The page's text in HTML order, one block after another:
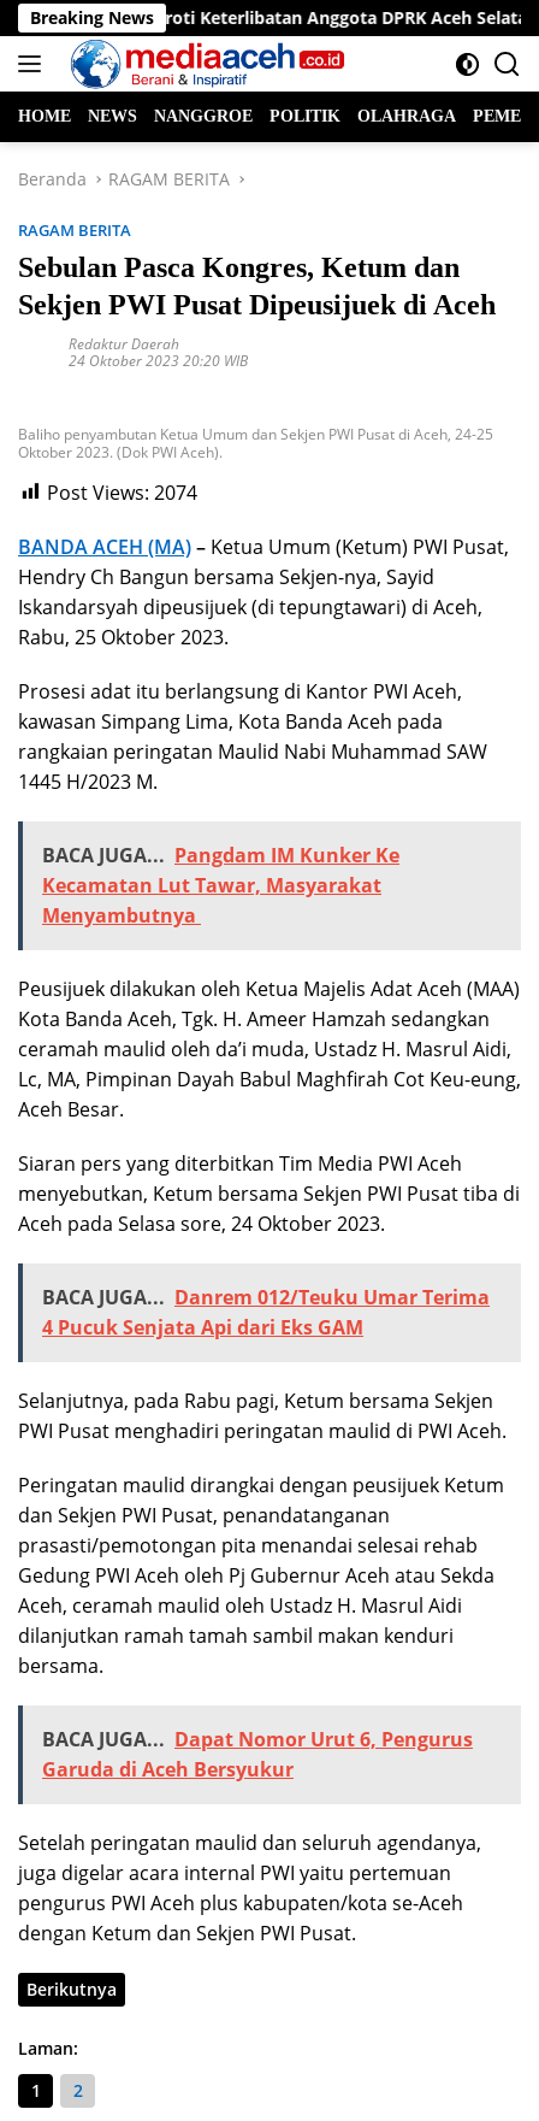
Langsung
ke
konten
Breaking News
Hukum Soroti Keterlibatan Anggota DPRK Aceh Selatan
HOME NEWS NANGGROE POLITIK OLAHRAGA
Beranda RAGAM BERITA
RAGAM BERITA
Sebulan Pasca Kongres, Ketum dan
Sekjen PWI Pusat Dipeusijuek di Aceh
Redaktur Daerah
24 Oktober 2023 20:20 WIB
Baliho penyambutan Ketua Umum dan Sekjen PWI Pusat di Aceh, 24-25
Oktober 2023. (Dok PWI Aceh).
Post Views: 2074
BANDA ACEH (MA)– Ketua Umum (Ketum) PWI Pusat,
Hendry Ch Bangun bersama Sekjen-nya, Sayid
Iskandarsyah dipeusijuek (di tepungtawari) di Aceh,
Rabu, 25 Oktober 2023.
Prosesi adat itu berlangsung di Kantor PWI Aceh,
kawasan Simpang Lima, Kota Banda Aceh pada
rangkaian peringatan Maulid Nabi Muhammad SAW
1445 H/2023 M.
BACA JUGA... Pangdam IM Kunker Ke
Kecamatan Lut Tawar, Masyarakat
Menyambutnya
Peusijuek dilakukan oleh Ketua Majelis Adat Aceh (MAA)
Kota Banda Aceh, Tgk. H. Ameer Hamzah sedangkan
ceramah maulid oleh da’i muda, Ustadz H. Masrul Aidi,
Lc, MA, Pimpinan Dayah Babul Maghfirah Cot Keu-eung,
Aceh Besar.
Siaran pers yang diterbitkan Tim Media PWI Aceh
menyebutkan, Ketum bersama Sekjen PWI Pusat tiba di
Aceh pada Selasa sore, 24 Oktober 2023.
BACA JUGA... Danrem 012/Teuku Umar Terima
4 Pucuk Senjata Api dari Eks GAM
Selanjutnya, pada Rabu pagi, Ketum bersama Sekjen
PWI Pusat menghadiri peringatan maulid di PWI Aceh.
Peringatan maulid dirangkai dengan peusijuek Ketum
dan Sekjen PWI Pusat, penandatanganan
prasasti/pemotongan pita menandai selesai rehab
Gedung PWI Aceh oleh Pj Gubernur Aceh atau Sekda
Aceh, ceramah maulid oleh Ustadz H. Masrul Aidi
dilanjutkan ramah tamah sambil makan kenduri
bersama.
BACA JUGA... Dapat Nomor Urut 6, Pengurus
Garuda di Aceh Bersyukur
Setelah peringatan maulid dan seluruh agendanya,
juga digelar acara internal PWI yaitu pertemuan
pengurus PWI Aceh plus kabupaten/kota se-Aceh
dengan Ketum dan Sekjen PWI Pusat.
Berikutnya
Laman:
1
2